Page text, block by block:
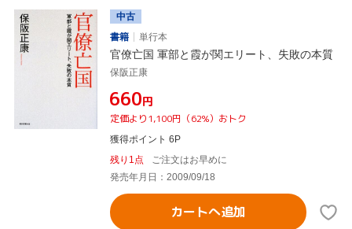
中古
書籍
単行本
官僚亡国 軍部と霞が関エリート、失敗の本質
保阪正康
¥660円
定価より1,100円（62%）おトク
獲得ポイント 6P
残り1点
ご注文はお早めに
発売年月日：2009/09/18
カートへ追加